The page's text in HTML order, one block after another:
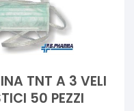
TNT A 3 VELI
50 PEZZI